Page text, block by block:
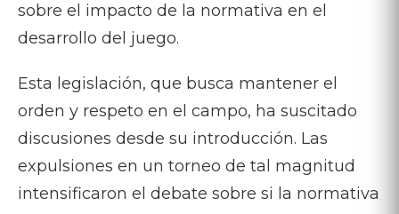
sobre el impacto de la normativa en el
desarrollo del juego.
Esta legislación, que busca mantener el
orden y respeto en el campo, ha suscitado
discusiones desde su introducción. Las
expulsiones en un torneo de tal magnitud
intensificaron el debate sobre si la normativa